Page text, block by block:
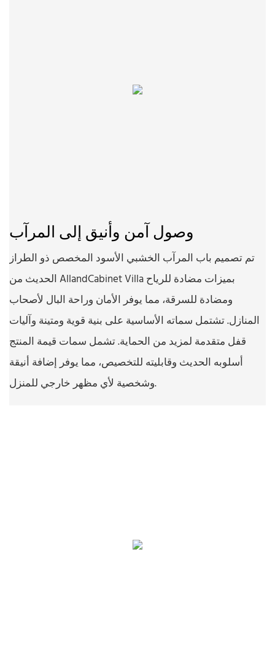
وصول آمن وأنيق إلى المرآب
تم تصميم باب المرآب الخشبي الأسود المخصص ذو الطراز
الحديث من AllandCabinet Villa بميزات مضادة للرياح
ومضادة للسرقة، مما يوفر الأمان وراحة البال لأصحاب
المنازل. تشتمل سماته الأساسية على بنية قوية ومتينة وآليات
قفل متقدمة لمزيد من الحماية. تشمل سمات قيمة المنتج
أسلوبه الحديث وقابليته للتخصيص، مما يوفر إضافة أنيقة
وشخصية لأي مظهر خارجي للمنزل.